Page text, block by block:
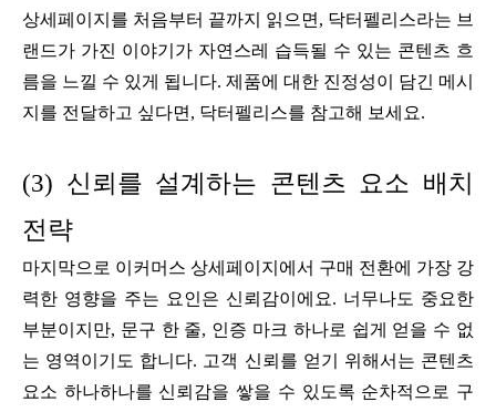
상세페이지를 처음부터 끝까지 읽으면, 닥터펠리스라는 브
랜드가 가진 이야기가 자연스레 습득될 수 있는 콘텐츠 흐
름을 느낄 수 있게 됩니다. 제품에 대한 진정성이 담긴 메시
지를 전달하고 싶다면, 닥터펠리스를 참고해 보세요.
(3) 신뢰를 설계하는 콘텐츠 요소 배치
전략
마지막으로 이커머스 상세페이지에서 구매 전환에 가장 강
력한 영향을 주는 요인은 신뢰감이에요. 너무나도 중요한
부분이지만, 문구 한 줄, 인증 마크 하나로 쉽게 얻을 수 없
는 영역이기도 합니다. 고객 신뢰를 얻기 위해서는 콘텐츠
요소 하나하나를 신뢰감을 쌓을 수 있도록 순차적으로 구